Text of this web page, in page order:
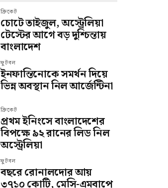
ক্রিকেট
চোটে তাইজুল, অস্ট্রেলিয়া
টেস্টের আগে বড় দুশ্চিন্তায়
বাংলাদেশ
ফুটবল
ইনফান্তিনোকে সমর্থন দিয়ে
ভিন্ন অবস্থান নিল আর্জেন্টিনা
ক্রিকেট
প্রথম ইনিংসে বাংলাদেশের
বিপক্ষে ৯২ রানের লিড নিল
অস্ট্রেলিয়া
ফুটবল
বছরে রোনালদোর আয়
৩৭১০ কোটি, মেসি-এমবাপে